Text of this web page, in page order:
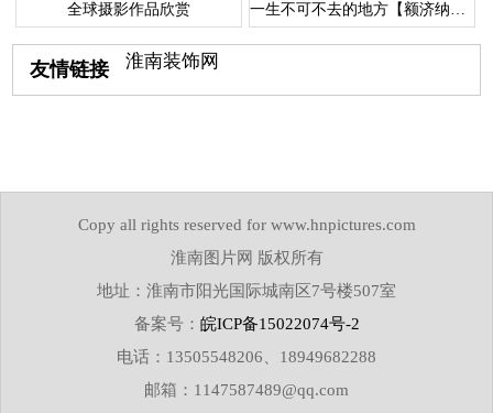
全球摄影作品欣赏 一生不可不去的地方【额济纳胡杨林】
友情链接 淮南装饰网
Copy all rights reserved for www.hnpictures.com
淮南图片网 版权所有
地址：淮南市阳光国际城南区7号楼507室
备案号： 皖ICP备15022074号-2
电话：13505548206、18949682288
邮箱：1147587489@qq.com